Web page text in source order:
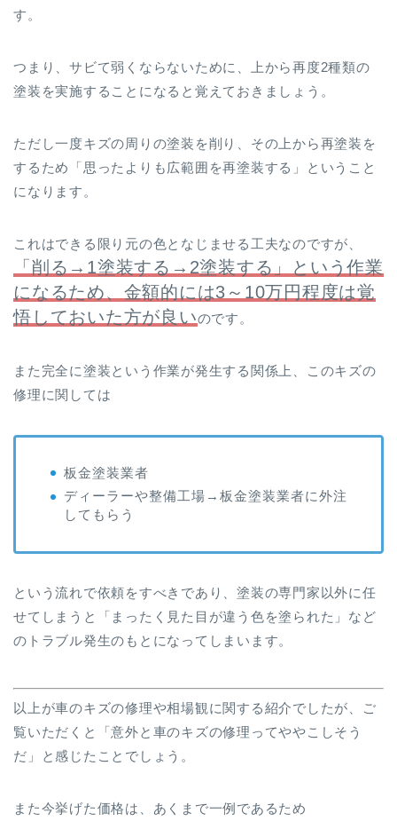
す。
つまり、サビて弱くならないために、上から再度2種類の
塗装を実施することになると覚えておきましょう。
ただし一度キズの周りの塗装を削り、その上から再塗装を
するため「思ったよりも広範囲を再塗装する」ということ
になります。
これはできる限り元の色となじませる工夫なのですが、
「削る→1塗装する→2塗装する」という作業
になるため、金額的には3～10万円程度は覚
悟しておいた方が良いのです。
また完全に塗装という作業が発生する関係上、このキズの
修理に関しては
板金塗装業者
ディーラーや整備工場→板金塗装業者に外注
してもらう
という流れで依頼をすべきであり、塗装の専門家以外に任
せてしまうと「まったく見た目が違う色を塗られた」など
のトラブル発生のもとになってしまいます。
以上が車のキズの修理や相場観に関する紹介でしたが、ご
覧いただくと「意外と車のキズの修理ってややこしそう
だ」と感じたことでしょう。
また今挙げた価格は、あくまで一例であるため